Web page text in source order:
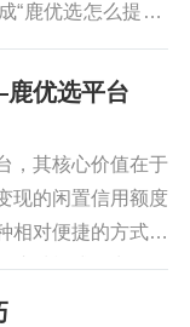
“鹿优选怎么提现”
理解的不是操作路
动的系统机制与资
优选平台
，其核心价值在于
现的闲置信用额度
相对便捷的方式进
这种模式的出现，
用户对现有金融产